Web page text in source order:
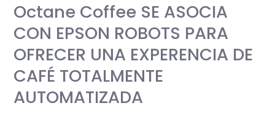
Octane Coffee SE ASOCIA
CON EPSON ROBOTS PARA
OFRECER UNA EXPERENCIA DE
CAFÉ TOTALMENTE
AUTOMATIZADA
ROBOTS
PARA
OFRECER
UNA
EXPERENCIA
DE